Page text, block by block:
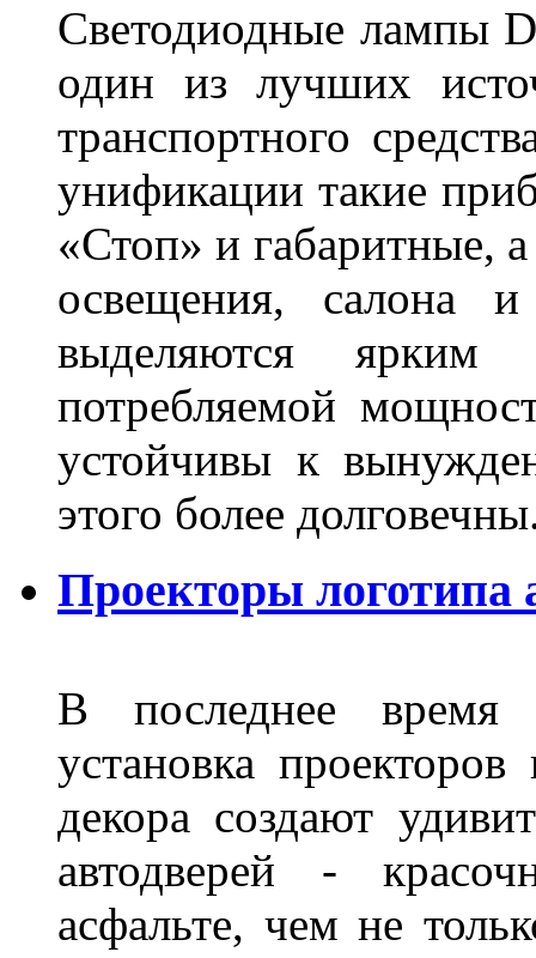
Светодиодные лампы
один из лучших
транспортного
унификации такие
«Стоп» и габаритные,
освещения, салона
выделяются ярким
потребляемой
устойчивы к
этого более
Проекторы логотипа
В последнее время
установка
декора создают
автодверей -
асфальте, чем не